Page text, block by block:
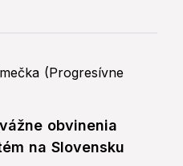
obvinenia
na Slovensku